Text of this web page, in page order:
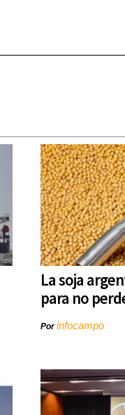
La soja
para no
Porinfocampo